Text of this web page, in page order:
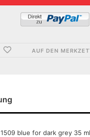
AUF DEN
blue for dark grey 35 ml